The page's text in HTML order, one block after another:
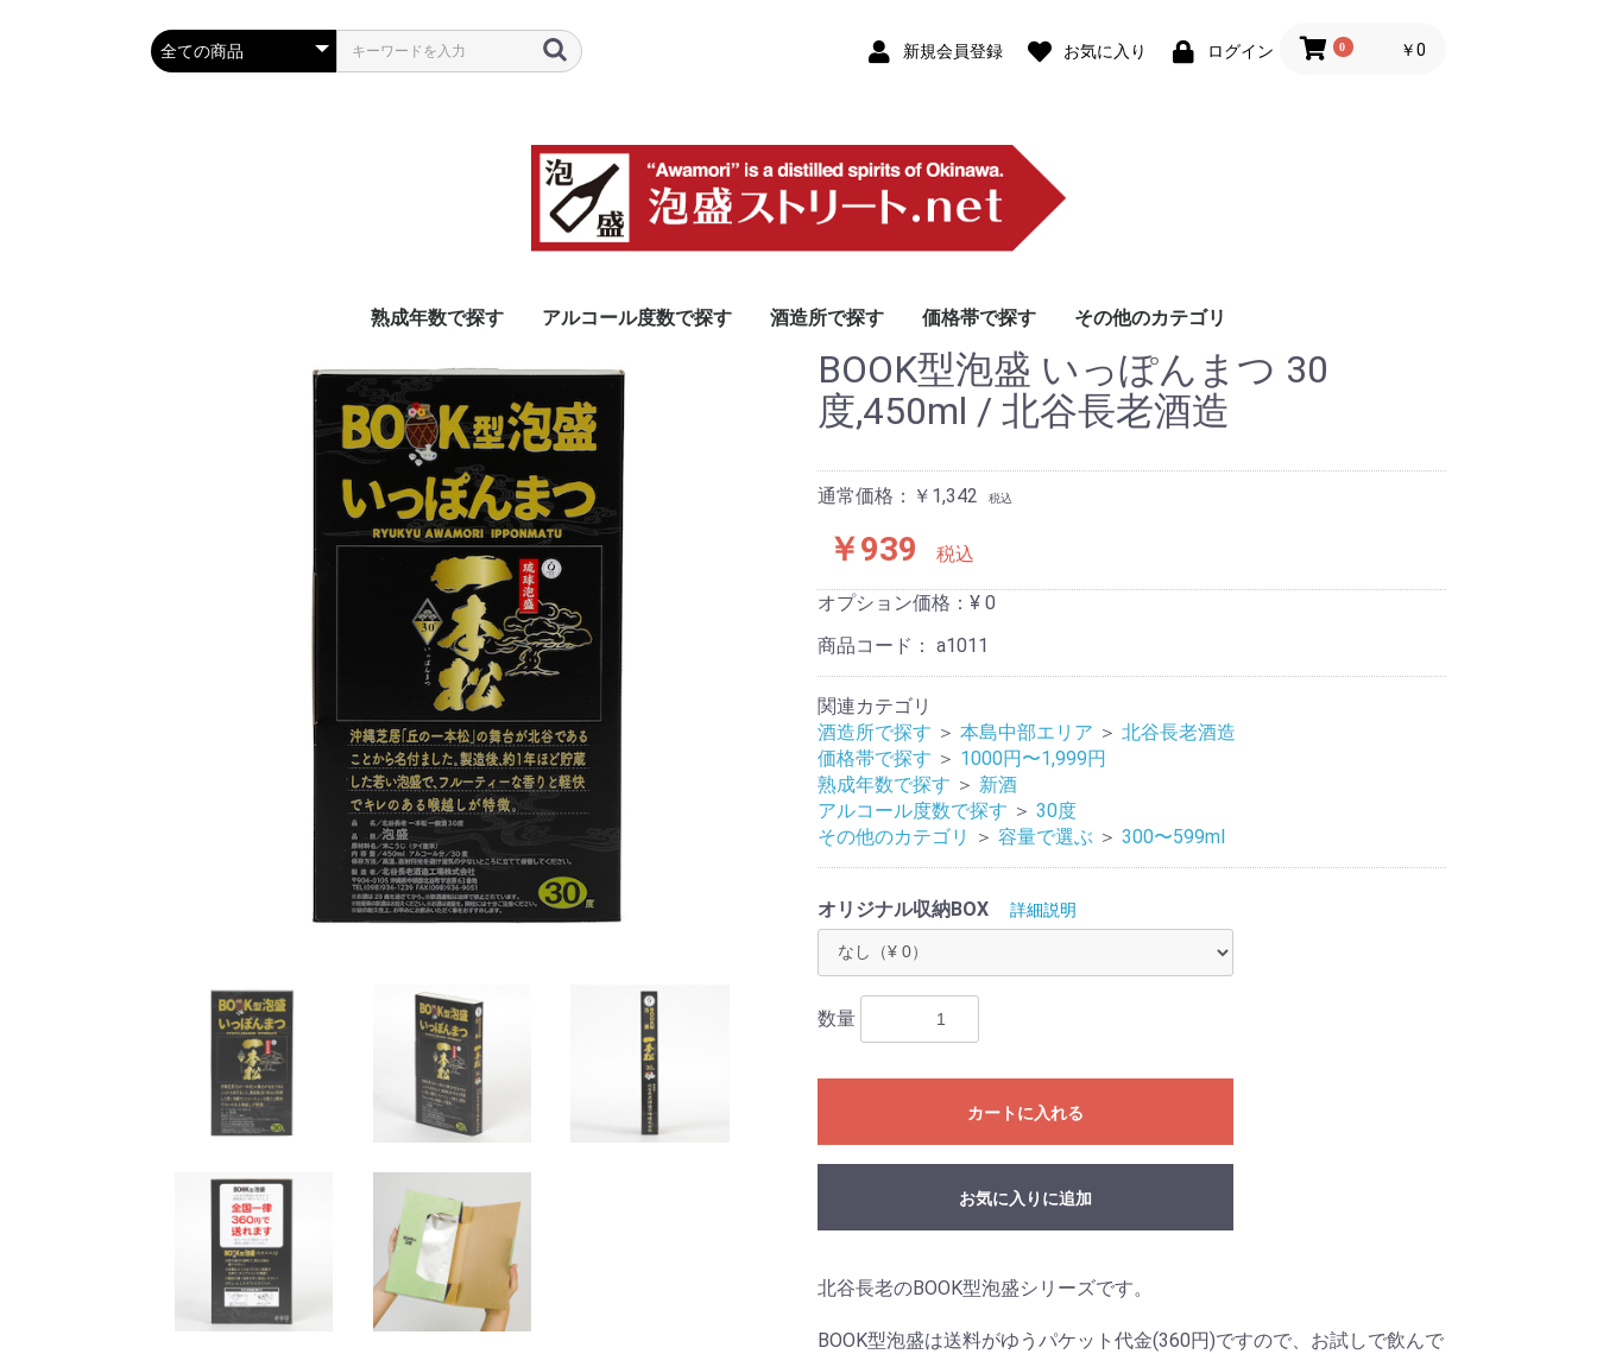
新規会員登録 お気に入り ログイン 0 ￥0
熟成年数で探す
泡盛古酒20年以上
泡盛古酒11〜19年
泡盛古酒10年
泡盛古酒4〜9年
泡盛古酒3年
新酒
アルコール度数で探す
46度以上
40〜45度
31〜39度
30度
26〜29度
25度
25度未満
酒造所で探す
本島北部エリア 龍泉酒造
やんばる酒造
今帰仁酒造
山川酒造
津嘉山酒造
ヘリオス酒造
恩納酒造
松藤
金武酒造
本島中部エリア 神村酒造
比嘉酒造
新里酒造
北谷長老酒造
咲元酒造
泰石酒造
那覇エリア 識名酒造
瑞穂酒造
沖縄県酒造協同組合
瑞泉酒造
津波古酒造
久米仙酒造
宮里酒造
本島南部エリア 石川酒造場
忠孝酒造
上原酒造
まさひろ酒造
神谷酒造
宮古島エリア 多良川
菊之露酒造
宮の華
沖之光酒造
千代泉酒造
池間酒造
渡久山酒造
八重山エリア 高嶺酒造
請福酒造
玉那覇酒造
八重泉酒造
池原酒造
仲間酒造
その他離島エリア 崎元酒造
入波平酒造
国泉泡盛
久米島の久米仙
米島酒造
伊是名酒造
伊平屋酒造
製造・販売(泡盛以外
伊江島蒸留所
株式会社グレイス・ラ
ム
協同組合 琉球泡盛 古
酒の郷
南都酒造
羽地酒造合同会社
名護パイナップルワイ
ナリー
オリオンビール
リウボウ商事
株式会社佐平建設
南島酒販
石垣島ビール
-
価格帯で探す
10,000円以上
5,000円〜9,999円
3,000円〜4,999円
2,000円〜2,999円
1000円〜1,999円
1000円未満
その他のカテゴリ
贈りものにオススメ
泡盛鑑評会受賞酒
壺入り泡盛
琥珀色の泡盛
泡盛以外のお酒 イムゲー (スピリッツ)
スピリッツ
リキュール
ウイスキー
ラム酒
ジン
本格焼酎
日本酒
果実酒(ワイン)
ビール・発泡酒
3回蒸留製法「尚」
お買い得セット商品 2本セットで 1% OFF
6本セットで 2% OFF
泡盛名入れ記念ボトル
容量で選ぶ 1800ml超
901〜1800ml
721〜900ml
720ml
600〜700ml
300〜599ml
300ml未満
紙パック泡盛
その他商品
終売・完売商品
琉球木炭焙煎珈琲
BOOK型泡盛 いっぽんまつ 30
度,450ml / 北谷長老酒造
通常価格：￥1,342 税込
￥939 税込
オプション価格：¥ 0
商品コード： a1011
関連カテゴリ
酒造所で探す ＞ 本島中部エリア ＞ 北谷長老酒造
価格帯で探す ＞ 1000円〜1,999円
熟成年数で探す ＞ 新酒
アルコール度数で探す ＞ 30度
その他のカテゴリ
＞ 容量で選ぶ ＞ 300〜599ml
オリジナル収納BOX 詳細説明
数量
カートに入れる
お気に入りに追加
北谷長老のBOOK型泡盛シリーズです。
BOOK型泡盛は送料がゆうパケット代金(360円)ですので、お試しで飲んで